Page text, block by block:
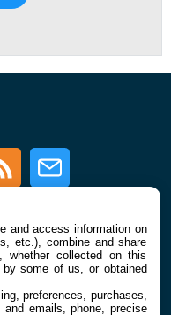
RSS Newsletter
and access information on
etc.), combine and share
whether collected on this
some of us, or obtained
preferences, purchases,
emails, phone, precise